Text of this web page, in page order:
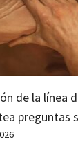
de la línea
preguntas